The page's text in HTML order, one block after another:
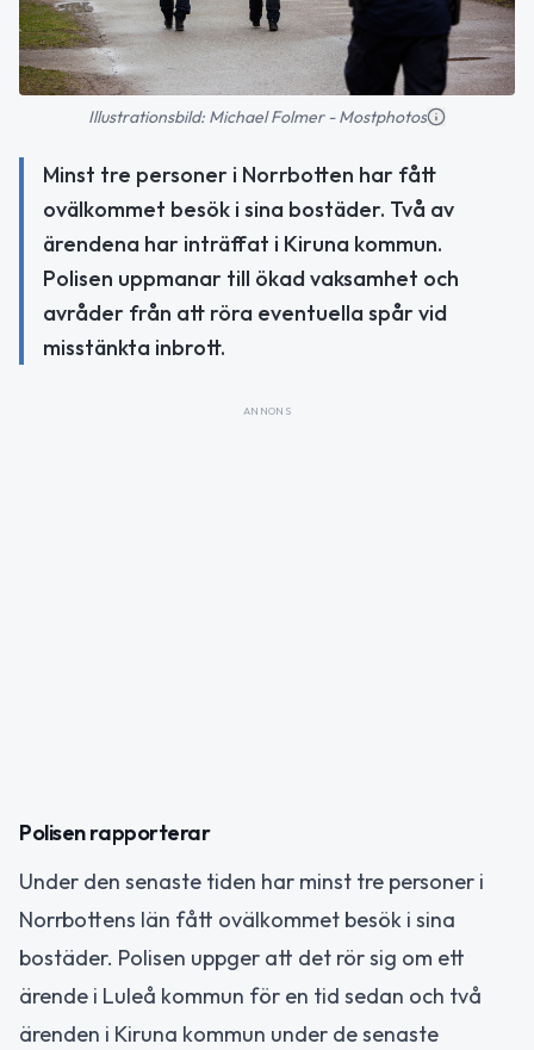
Illustrationsbild: Michael Folmer - Mostphotos
Minst tre personer i Norrbotten har fått
ovälkommet besök i sina bostäder. Två av
ärendena har inträffat i Kiruna kommun.
Polisen uppmanar till ökad vaksamhet och
avråder från att röra eventuella spår vid
misstänkta inbrott.
ANNONS
Polisen rapporterar
Under den senaste tiden har minst tre personer i
Norrbottens län fått ovälkommet besök i sina
bostäder. Polisen uppger att det rör sig om ett
ärende i Luleå kommun för en tid sedan och två
ärenden i Kiruna kommun under de senaste